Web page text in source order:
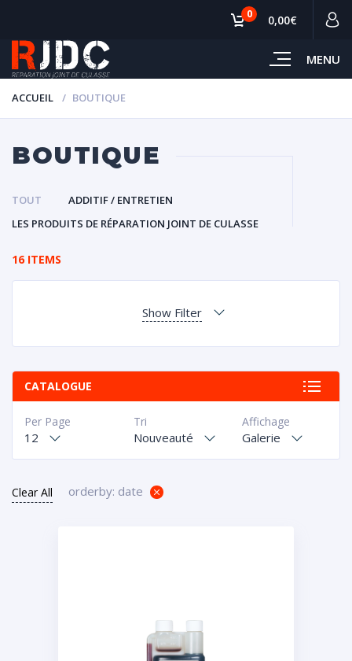
MENU
0 0,00€
ACCUEIL BOUTIQUE
BOUTIQUE
TOUT
ADDITIF / ENTRETIEN
LES PRODUITS DE RÉPARATION JOINT DE CULASSE
16 ITEMS
Show Filter
CATALOGUE
Affichage
Galerie
Tri
Nouveauté
Per Page
12
Clear All orderby: date